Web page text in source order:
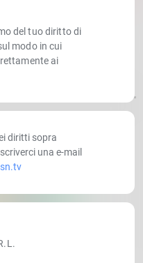
del tuo diritto di
modo in cui
ai
diritti sopra
una e-mail